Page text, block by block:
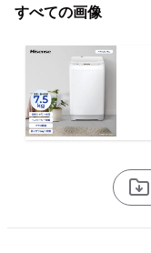
すべての画像